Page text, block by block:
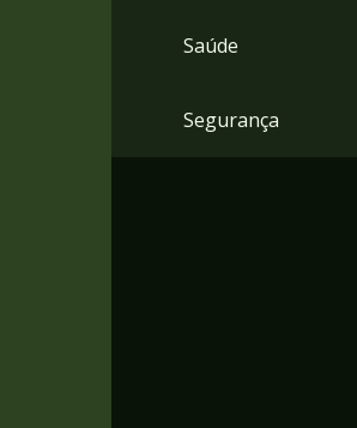
Saúde
Segurança